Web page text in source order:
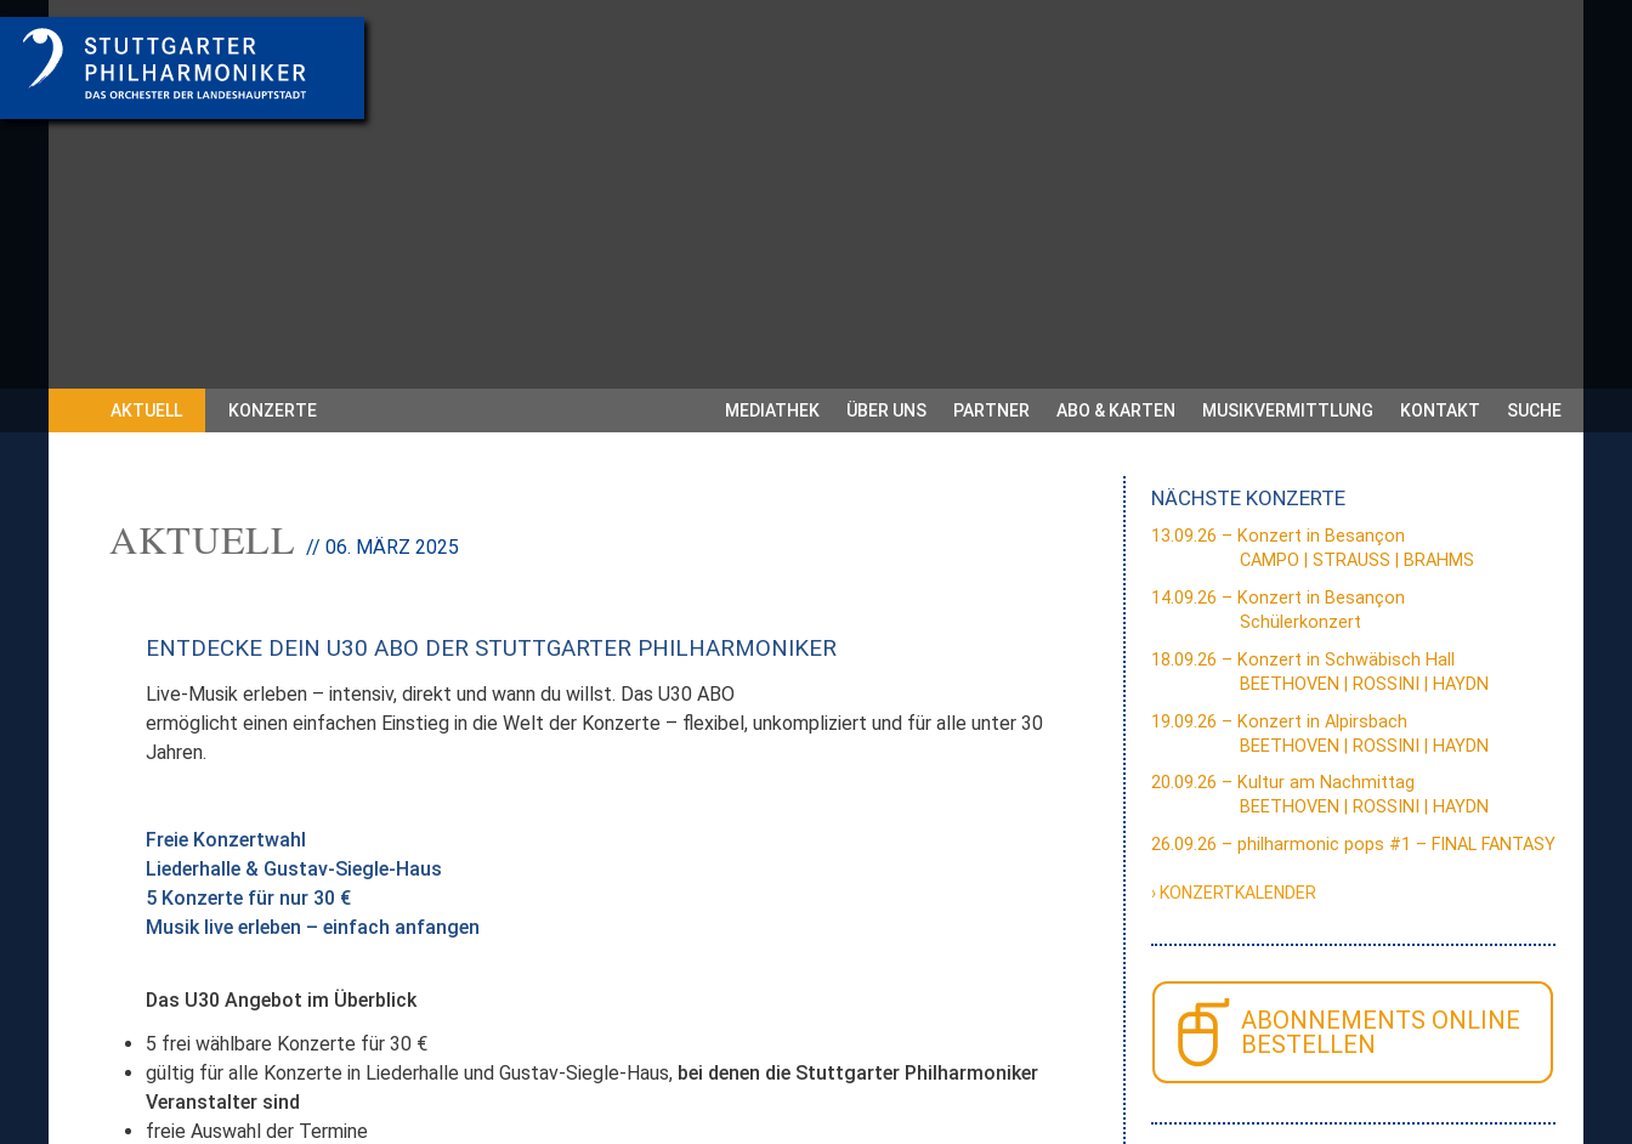
AKTUELL KONZERTE MEDIATHEK ÜBER UNS PARTNER ABO & KARTEN MUSIKVERMITTLUNG KONTAKT SUCHE
AKTUELL // 06. MÄRZ 2025
ENTDECKE DEIN U30 ABO DER STUTTGARTER PHILHARMONIKER
Live-Musik erleben – intensiv, direkt und wann du willst. Das U30 ABO
ermöglicht einen einfachen Einstieg in die Welt der Konzerte – flexibel, unkompliziert und für alle unter 30
Jahren.
Freie Konzertwahl
Liederhalle & Gustav-Siegle-Haus
5 Konzerte für nur 30 €
Musik live erleben – einfach anfangen
Das U30 Angebot im Überblick
5 frei wählbare Konzerte für 30 €
gültig für alle Konzerte in Liederhalle und Gustav-Siegle-Haus, bei denen die Stuttgarter Philharmoniker
Veranstalter sind
freie Auswahl der Termine
NÄCHSTE KONZERTE
13.09.26 – Konzert in Besançon
CAMPO | STRAUSS | BRAHMS
14.09.26 – Konzert in Besançon
Schülerkonzert
18.09.26 – Konzert in Schwäbisch Hall
BEETHOVEN | ROSSINI | HAYDN
19.09.26 – Konzert in Alpirsbach
BEETHOVEN | ROSSINI | HAYDN
20.09.26 – Kultur am Nachmittag
BEETHOVEN | ROSSINI | HAYDN
26.09.26 – philharmonic pops #1 – FINAL FANTASY
zur
pops“
KONZERTKALENDER
ABONNEMENTS ONLINE
BESTELLEN